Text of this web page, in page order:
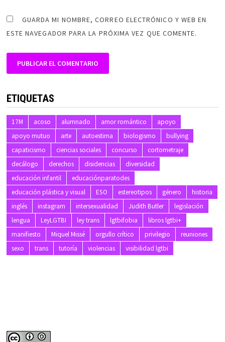
GUARDA MI NOMBRE, CORREO ELECTRÓNICO Y WEB EN
ESTE NAVEGADOR PARA LA PRÓXIMA VEZ QUE COMENTE.
ALTERNATIVE:
ETIQUETAS
17M acoso alumnado amor romántico
apoyo
apoyo mutuo
arte autoestima biologismo
bullying
capaticismo
ciencias sociales concurso
cortometraje
decálogo
derechos disidencias
diversidad
educación infantil
educaciónparatodes
educación plástica y visual
ESO estereotipos género
historia
inglés
instagram intersexualidad Judith Butler
legislación
lengua
LeyLGTBI ley trans lgtbifobia
libros lgtbi+
manifiesto
Miquel Missé orgullo crítico privilegio
reuniones
sexo
trans tutoría violencias visibilidad lgtbi